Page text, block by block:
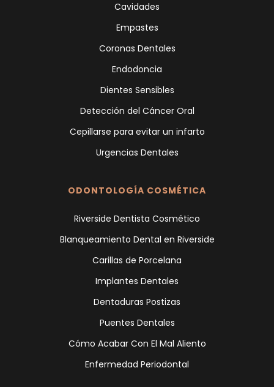
Cavidades
Empastes
Coronas Dentales
Endodoncia
Dientes Sensibles
Detección del Cáncer Oral
Cepillarse para evitar un infarto
Urgencias Dentales
ODONTOLOGÍA COSMÉTICA
Riverside Dentista Cosmético
Blanqueamiento Dental en Riverside
Carillas de Porcelana
Implantes Dentales
Dentaduras Postizas
Puentes Dentales
Cómo Acabar Con El Mal Aliento
Enfermedad Periodontal